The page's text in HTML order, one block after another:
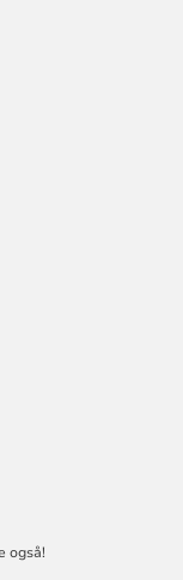
også!